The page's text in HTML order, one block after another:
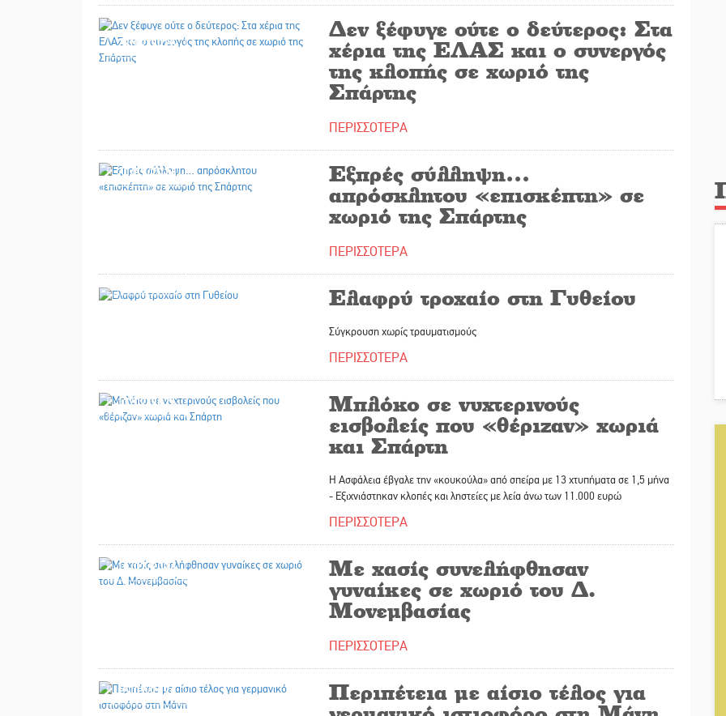
22/07/2026
Δεν ξέφυγε ούτε ο δεύτερος: Στα
χέρια της ΕΛΑΣ και ο συνεργός
της κλοπής σε χωριό της
Σπάρτης
ΠΕΡΙΣΣΟΤΕΡΑ
20/07/2026
Εξπρές σύλληψη…
απρόσκλητου «επισκέπτη» σε
χωριό της Σπάρτης
ΠΕΡΙΣΣΟΤΕΡΑ
Ελαφρύ τροχαίο στη Γυθείου
Σύγκρουση χωρίς τραυματισμούς
ΠΕΡΙΣΣΟΤΕΡΑ
17/07/2026
Μπλόκο σε νυχτερινούς
εισβολείς που «θέριζαν» χωριά
και Σπάρτη
H Ασφάλεια έβγαλε την «κουκούλα» από σπείρα με 13 χτυπήματα σε 1,5 μήνα
- Εξιχνιάστηκαν κλοπές και ληστείες με λεία άνω των 11.000 ευρώ
ΠΕΡΙΣΣΟΤΕΡΑ
16/07/2026
Με χασίς συνελήφθησαν
γυναίκες σε χωριό του Δ.
Μονεμβασίας
ΠΕΡΙΣΣΟΤΕΡΑ
15/07/2026
Περιπέτεια με αίσιο τέλος για